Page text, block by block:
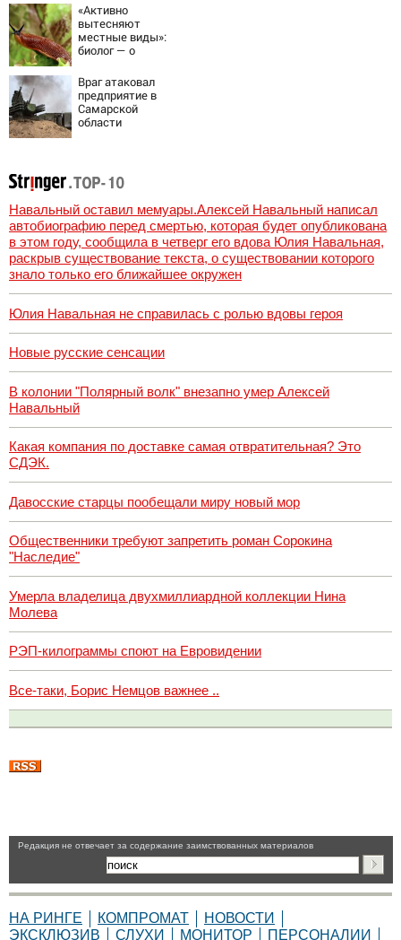
«Активно
вытесняют
местные виды»:
биолог — о
испанских
слизней и
эффективных
способах борьбы
с ними
Враг атаковал
предприятие в
Самарской
области
Навальный оставил мемуары.Алексей Навальный написал
автобиографию перед смертью, которая будет опубликована
в этом году, сообщила в четверг его вдова Юлия Навальная,
раскрыв существование текста, о существовании которого
знало только его ближайшее окружен
Юлия Навальная не справилась с ролью вдовы героя
Новые русские сенсации
В колонии "Полярный волк" внезапно умер Алексей
Навальный
Какая компания по доставке самая отвратительная? Это
СДЭК.
Давосские старцы пообещали миру новый мор
Общественники требуют запретить роман Сорокина
"Наследие"
Умерла владелица двухмиллиардной коллекции Нина
Молева
РЭП-килограммы споют на Евровидении
Все-таки, Борис Немцов важнее ..
Pедакция не отвечает за содержание заимствованных материалов
НА РИНГЕ КОМПРОМАТ
НОВОСТИ
ЭКСКЛЮЗИВ
СЛУХИ МОНИТОР ПЕРСОНАЛИИ